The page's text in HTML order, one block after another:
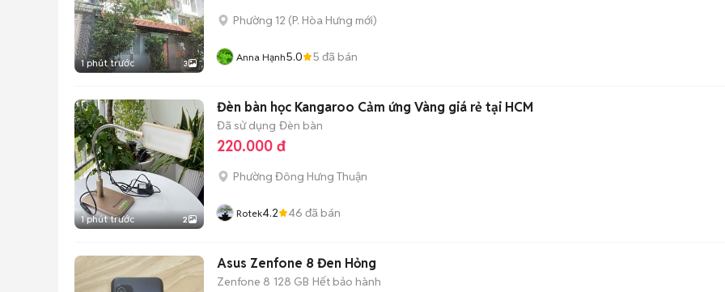
1 phút trước 3
Phường 12 (P. Hòa Hưng mới)
Anna Hạnh5.0 5 đã bán
1 phút trước 2
Đèn bàn học Kangaroo Cảm ứng Vàng giá rẻ tại HCM
Đã sử dụng Đèn bàn
220.000 đ
Phường Đông Hưng Thuận
Rotek4.2 46 đã bán
Asus Zenfone 8 Đen Hỏng
Zenfone 8 128 GB Hết bảo hành